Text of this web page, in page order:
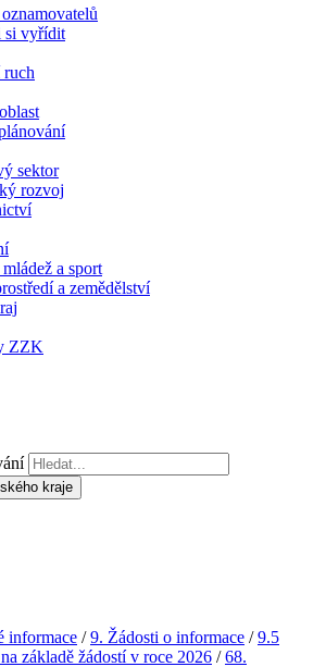
si vyřídit
ruch
sektor
rozvoj
a sport
a zemědělství
ZZK
informace /9. Žádosti o informace /9.5
základě žádostí v roce 2026 /68.